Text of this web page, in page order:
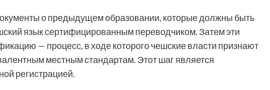
о предыдущем образовании, которые должны быть
язык сертифицированным переводчиком. Затем эти
— процесс, в ходе которого чешские власти признают
местным стандартам. Этот шаг является
регистрацией.